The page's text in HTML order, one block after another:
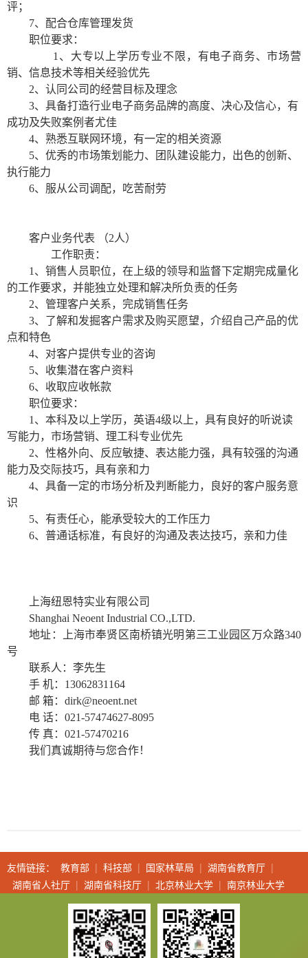
评；
7、配合仓库管理发货
职位要求：
1 、大专以上学历专业不限，有电子商务、市场营
销、信息技术等相关经验优先
2、认同公司的经营目标及理念
3、具备打造行业电子商务品牌的高度、决心及信心，有
成功及失败案例者尤佳
4、熟悉互联网环境，有一定的相关资源
5、优秀的市场策划能力、团队建设能力，出色的创新、
执行能力
6、服从公司调配，吃苦耐劳
客户业务代表 （2人）
工作职责：
1 、销售人员职位，在上级的领导和监督下定期完成量化
的工作要求，并能独立处理和解决所负责的任务
2、管理客户关系，完成销售任务
3、了解和发掘客户需求及购买愿望，介绍自己产品的优
点和特色
4、对客户提供专业的咨询
5、收集潜在客户资料
6、收取应收帐款
职位要求：
1 、本科及以上学历，英语4级以上，具有良好的听说读
写能力，市场营销、理工科专业优先
2、性格外向、反应敏捷、表达能力强，具有较强的沟通
能力及交际技巧，具有亲和力
4、具备一定的市场分析及判断能力，良好的客户服务意
识
5、有责任心，能承受较大的工作压力
6、普通话标准，有良好的沟通及表达技巧，亲和力佳
上海纽恩特实业有限公司
Shanghai Neoent Industrial CO.,LTD.
地址：上海市奉贤区南桥镇光明第三工业园区万众路340
号
联系人：李先生
手 机： 13062831164
邮 箱： dirk@neoent.net
电 话： 021-57474627-8095
传 真： 021-57470216
我们真诚期待与您合作！
友情链接： 教育部 | 科技部 | 国家林草局 | 湖南省教育厅 |
湖南省人社厅 | 湖南省科技厅 | 北京林业大学 | 南京林业大学